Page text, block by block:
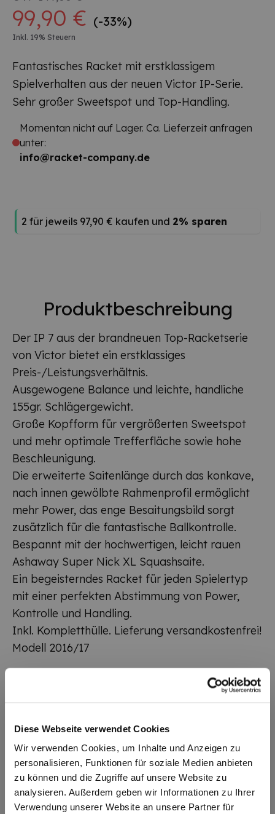
Diese Webseite verwendet Cookies
Wir verwenden Cookies, um Inhalte und Anzeigen zu
personalisieren, Funktionen für soziale Medien anbieten
zu können und die Zugriffe auf unsere Website zu
analysieren. Außerdem geben wir Informationen zu Ihrer
Verwendung unserer Website an unsere Partner für
99,90 € (-33%)
Inkl. 19% Steuern
Fantastisches Racket mit erstklassigem
Spielverhalten aus der neuen Victor IP-Serie.
Sehr großer Sweetspot und Top-Handling.
Momentan nicht auf Lager. Ca. Lieferzeit anfragen
unter:
info@racket-company.de
2 für jeweils 97,90 € kaufen und 2% sparen
Produktbeschreibung
Der IP 7 aus der brandneuen Top-Racketserie
von Victor bietet ein erstklassiges
Preis-/Leistungsverhältnis.
Ausgewogene Balance und leichte, handliche
155gr. Schlägergewicht.
Große Kopfform für vergrößerten Sweetspot
und mehr optimale Trefferfläche sowie hohe
Beschleunigung.
Die erweiterte Saitenlänge durch das konkave,
nach innen gewölbte Rahmenprofil ermöglicht
mehr Power, das enge Besaitungsbild sorgt
zusätzlich für die fantastische Ballkontrolle.
Bespannt mit der hochwertigen, leicht rauen
Ashaway Super Nick XL Squashsaite.
Ein begeisterndes Racket für jeden Spielertyp
mit einer perfekten Abstimmung von Power,
Kontrolle und Handling.
Inkl. Kompletthülle. Lieferung versandkostenfrei!
Modell 2016/17
Zusatzinformationen
Artikelnummer
110211
Lieferzeit
2-3 Tage
EAN
4005543158306